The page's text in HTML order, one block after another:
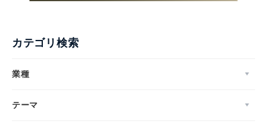
カテゴリ検索
業種
テーマ